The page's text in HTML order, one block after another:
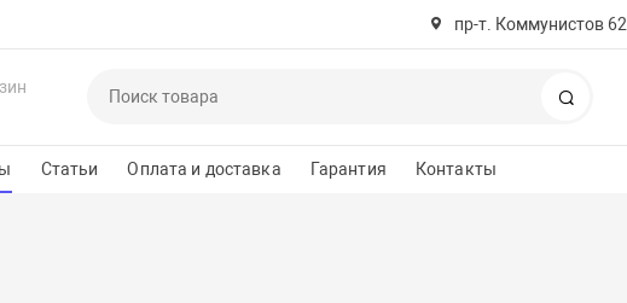
пр-т. Коммунистов 62
Статьи Оплата и доставка Гарантия Контакты